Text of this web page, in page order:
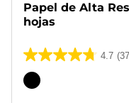
Papel de Alta
hojas
4.7
4.7
de
Cartucho